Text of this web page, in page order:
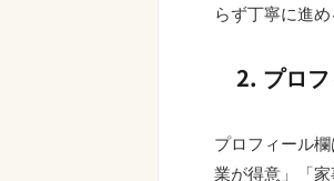
らず丁寧に進め
2. プロ
プロフィール
業が得意」「